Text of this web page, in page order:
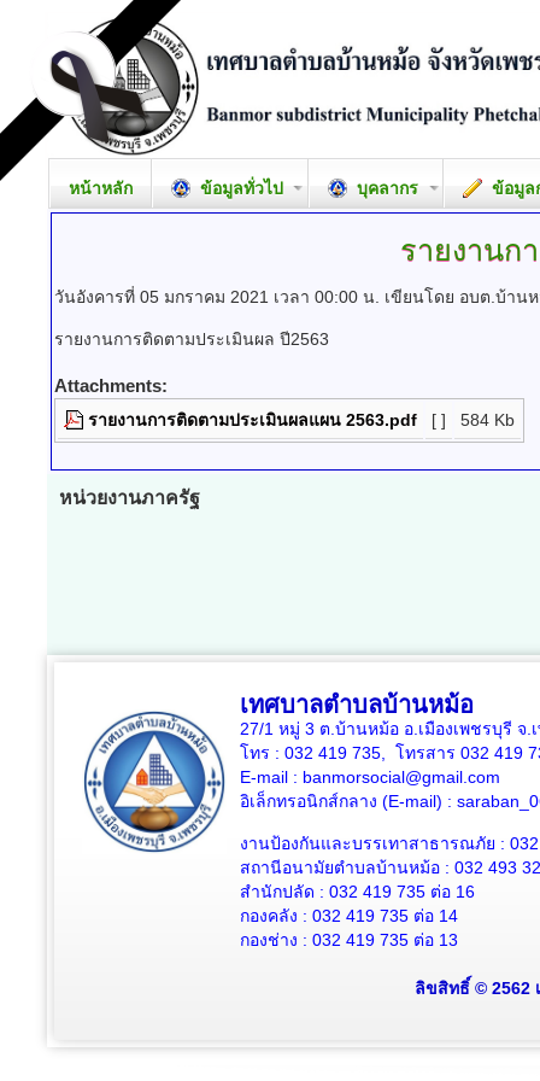
หน้าหลัก ข้อมูลทั่วไป บุคลากร ข้อมูล
รายงานก
วันอังคารที่ 05 มกราคม 2021 เวลา 00:00 น. เขียนโดย อบต.บ้าน
รายงานการติดตามประเมินผล ปี2563
Attachments:
รายงานการติดตามประเมินผลแผน 2563.pdf [ ] 584 Kb
หน่วยงานภาครัฐ
เทศบาลตำบลบ้านหม้อ
27/1 หมู่ 3 ต.บ้านหม้อ อ.เมืองเพชรบุรี จ.
โทร : 032 419 735, โทรสาร 032 419
E-mail : banmorsocial@gmail.com
อิเล็กทรอนิกส์กลาง (E-mail) :
งานป้องกันและบรรเทาสาธารณภัย :
สถานีอนามัยตำบลบ้านหม้อ : 032 493
สำนักปลัด : 032 419 735 ต่อ 16
กองคลัง : 032 419 735 ต่อ 14
กองช่าง : 032 419 735 ต่อ 13
ลิขสิทธิ์ © 2562